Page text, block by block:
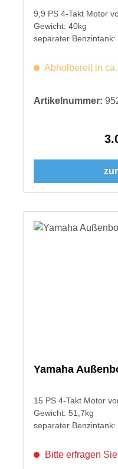
9,9 PS 4-Takt Motor
Gewicht: 40kg
separater
Abholbereit in
Artikelnummer:
Yamaha
15 PS 4-Takt Motor
Gewicht: 51,7kg
separater
Bitte erfragen